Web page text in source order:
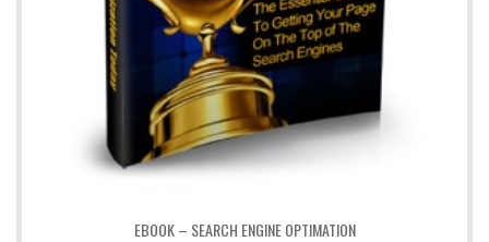
EBOOK – SEARCH ENGINE OPTIMATION